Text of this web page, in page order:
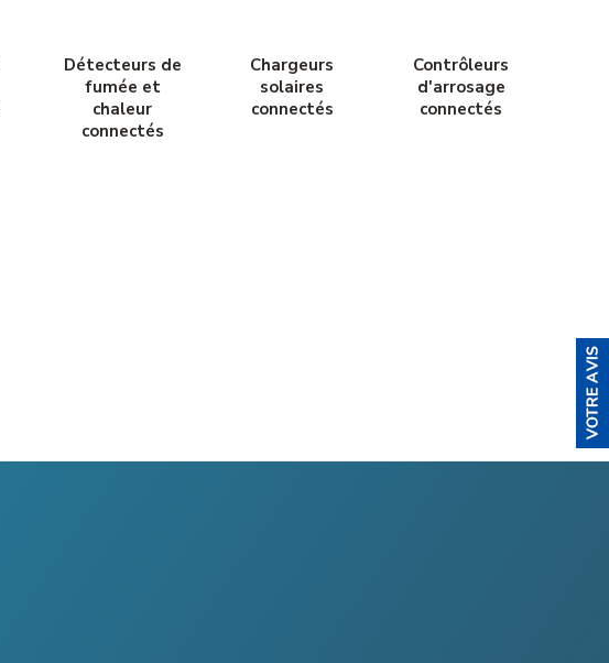
Détecteurs de
fumée et
chaleur
connectés
Chargeurs
solaires
connectés
Contrôleurs
d'arrosage
connectés